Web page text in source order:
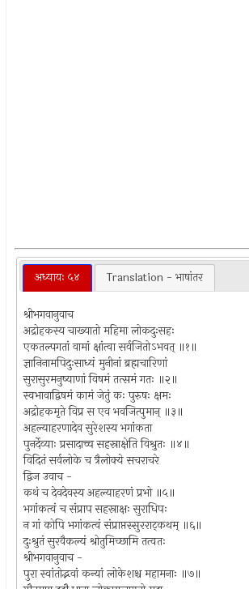
अध्यायः ५४ Translation - भाषांतर
श्रीभगवानुवाच
अद्रोहकस्य चाख्यातो महिमा लोकदुःसहः
एकतल्पगतां वामां क्षांत्वा सर्वजितोऽभवत् ॥१॥
ज्ञानिनामपिदुःसाध्यं मुनीनां ब्रह्मचारिणां
सुरासुरमनुष्याणां विषमं तत्समं गतः ॥२॥
स्वभावाद्विषमं कामं जेतुं कः पुरुषः क्षमः
अद्रोहकमृते विप्र स एव भवजित्पुमान् ॥३॥
अहल्याहरणादेव सुरेशस्य भगांकता
पुनर्देव्याः प्रसादाच्च सहस्राक्षेति विश्रुतः ॥४॥
विदितं सर्वलोके च त्रैलोक्ये सचराचरे
द्विज उवाच -
कथं च देवदेवस्य अहल्याहरणं प्रभो ॥५॥
भगांकत्वं च संप्राप सहस्राक्षः सुराधिपः
न गां कोपि भगांकत्वं संप्राप्तस्सुरराट्कथम् ॥६॥
दुःश्रुतं सुरवैकल्यं श्रोतुमिच्छामि तत्वतः
श्रीभगवानुवाच -
पुरा स्वांतोद्भवां कन्यां लोकेशश्च महामनाः ॥७॥